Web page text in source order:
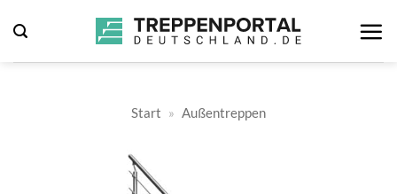
Inhalt
springen
Start » Außentreppen